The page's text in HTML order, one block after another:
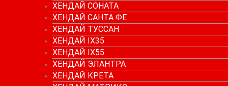
ХЕНДАЙ СОНАТА
ХЕНДАЙ САНТА ФЕ
ХЕНДАЙ ТУССАН
ХЕНДАЙ IX35
ХЕНДАЙ IX55
ХЕНДАЙ ЭЛАНТРА
ХЕНДАЙ КРЕТА